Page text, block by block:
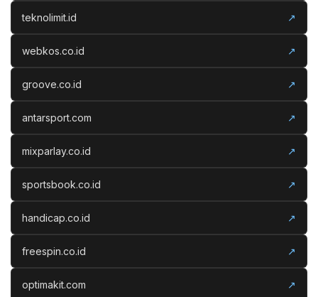
teknolimit.id ↗
webkos.co.id ↗
groove.co.id ↗
antarsport.com ↗
mixparlay.co.id ↗
sportsbook.co.id ↗
handicap.co.id ↗
freespin.co.id ↗
optimakit.com ↗